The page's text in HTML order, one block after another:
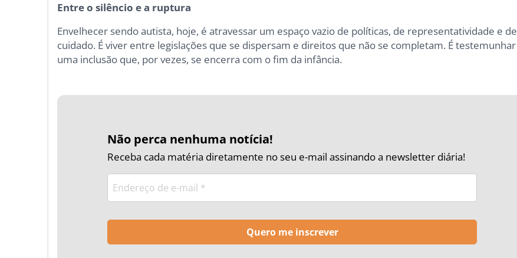
Entre o silêncio e a ruptura
Envelhecer sendo autista, hoje, é atravessar um espaço vazio de políticas, de representatividade e de
cuidado. É viver entre legislações que se dispersam e direitos que não se completam. É testemunhar
uma inclusão que, por vezes, se encerra com o fim da infância.
Não perca nenhuma notícia!
Receba cada matéria diretamente no seu e-mail assinando a newsletter diária!